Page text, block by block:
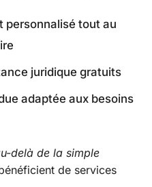
personnalisé tout au
juridique gratuits
adaptée aux besoins
delà de la simple
de services